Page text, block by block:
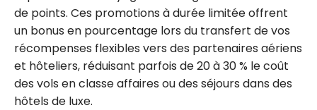
de points. Ces promotions à durée limitée offrent
un bonus en pourcentage lors du transfert de vos
récompenses flexibles vers des partenaires aériens
et hôteliers, réduisant parfois de 20 à 30 % le coût
des vols en classe affaires ou des séjours dans des
hôtels de luxe.